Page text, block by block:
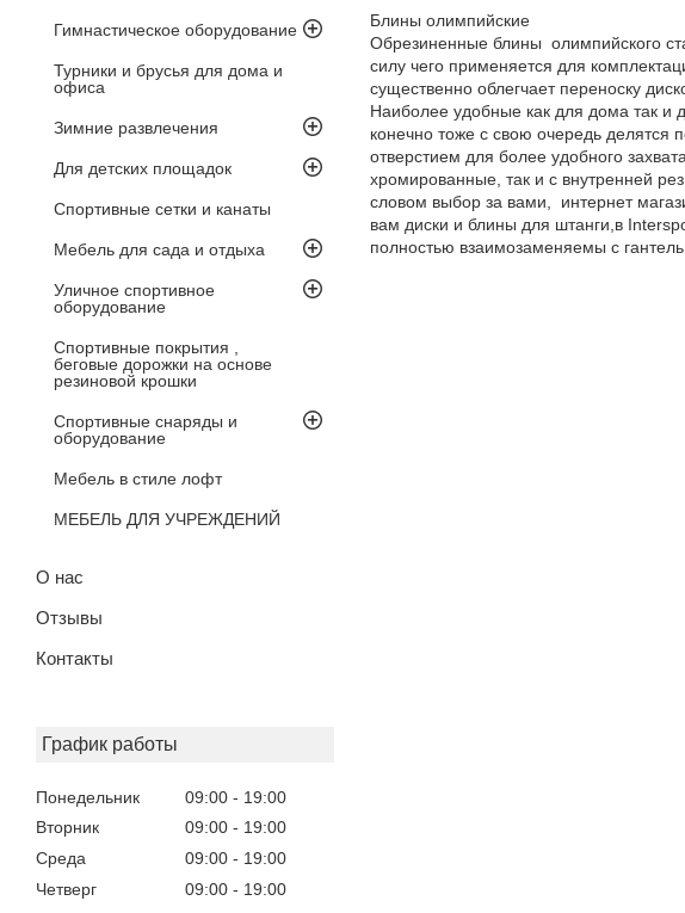
Гимнастическое оборудование
Турники и брусья для дома и
офиса
Зимние развлечения
Для детских площадок
Спортивные сетки и канаты
Мебель для сада и отдыха
Уличное спортивное
оборудование
Спортивные покрытия ,
беговые дорожки на основе
резиновой крошки
Спортивные снаряды и
оборудование
Мебель в стиле лофт
МЕБЕЛЬ ДЛЯ УЧРЕЖДЕНИЙ
О нас
Отзывы
Контакты
График работы
Понедельник 09:00
19:00
Вторник
09:00
19:00
Среда
09:00
19:00
Четверг
09:00
19:00
Блины олимпийские
Обрезиненные блины олимпийского
силу чего применяется для
существенно облегчает переноску
Наиболее удобные как для дома так и
конечно тоже с свою очередь
отверстием для более удобного
хромированные, так и с внутренней
словом выбор за вами, интернет
вам диски и блины для штанги,в
полностью взаимозаменяемы с